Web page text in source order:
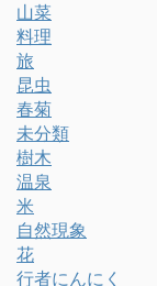
山菜
料理
旅
昆虫
春菊
未分類
樹木
温泉
米
自然現象
花
行者にんにく